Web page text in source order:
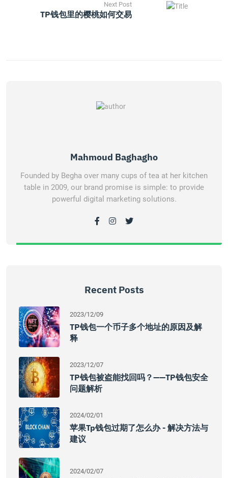
Next Post
TP钱包里的樱桃如何交易
Mahmoud Baghagho
Founded by Begha over many cups of tea at her kitchen
table in 2009, our brand promise is simple: to provide
powerful digital marketing solutions.
Recent Posts
2023/12/09
TP钱包一个币子多个地址的原因及解
释
2023/12/07
TP钱包被盗能找回吗？——TP钱包安全
问题解析
2024/02/01
苹果tp钱包过期了怎么办 - 解决方法与
建议
2024/02/07